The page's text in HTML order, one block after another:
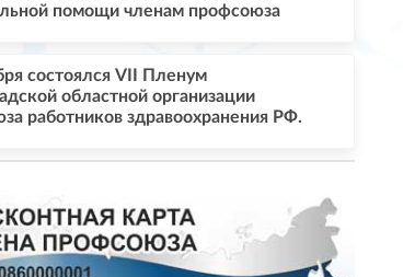
помощи членам профсоюза
состоялся VII Пленум
областной организации
работников здравоохранения РФ.